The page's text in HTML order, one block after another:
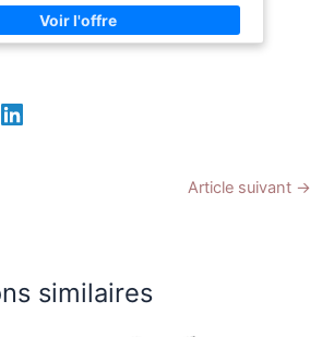
pantalon. Compartiment à accessoires
supplémentaire intégré te permet
accessoires de couture et de les avoir
1x pinceau à peluches, 1x
convertisseur de deux fils, 1x pédale deArticle suivant →
similaires